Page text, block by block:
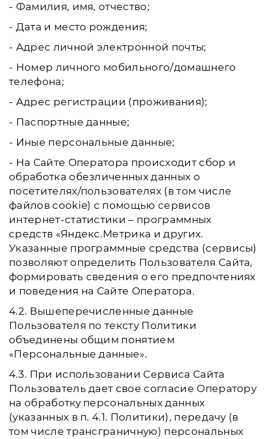
- Фамилия, имя, отчество;
- Дата и место рождения;
- Адрес личной электронной почты;
- Номер личного мобильного/домашнего
телефона;
- Адрес регистрации (проживания);
- Паспортные данные;
- Иные персональные данные;
- На Сайте Оператора происходит сбор и
обработка обезличенных данных о
посетителях/пользователях (в том числе
файлов cookie) с помощью сервисов
интернет-статистики – программных
средств «Яндекс.Метрика и других.
Указанные программные средства (сервисы)
позволяют определить Пользователя Сайта,
формировать сведения о его предпочтениях
и поведения на Сайте Оператора.
4.2. Вышеперечисленные данные
Пользователя по тексту Политики
объединены общим понятием
«Персональные данные».
4.3. При использовании Сервиса Сайта
Пользователь дает свое согласие Оператору
на обработку персональных данных
(указанных в п. 4.1. Политики), передачу (в
том числе трансграничную) персональных